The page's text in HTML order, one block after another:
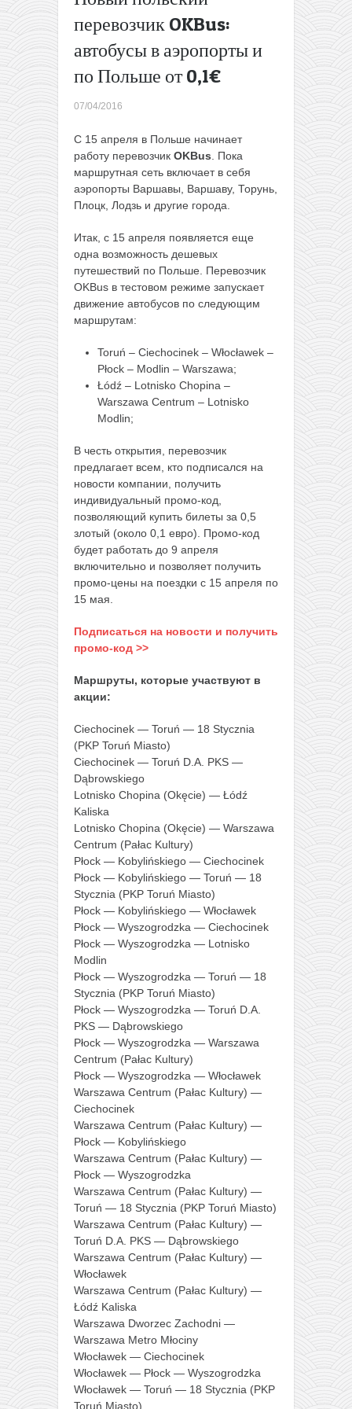
перевозчик OKBus:
автобусы в аэропорты и
по Польше от 0,1€
07/04/2016
С 15 апреля в Польше начинает
работу перевозчик OKBus . Пока
маршрутная сеть включает в себя
аэропорты Варшавы, Варшаву, Торунь,
Плоцк, Лодзь и другие города.
Итак, с 15 апреля появляется еще
одна возможность дешевых
путешествий по Польше. Перевозчик
OKBus в тестовом режиме запускает
движение автобусов по следующим
маршрутам:
Toruń – Ciechocinek – Włocławek –
Płock – Modlin – Warszawa;
Łódź – Lotnisko Chopina –
Warszawa Centrum – Lotnisko
Modlin;
В честь открытия, перевозчик
предлагает всем, кто подписался на
новости компании, получить
индивидуальный промо-код,
позволяющий купить билеты за 0,5
злотый (около 0,1 евро). Промо-код
будет работать до 9 апреля
включительно и позволяет получить
промо-цены на поездки с 15 апреля по
15 мая.
Подписаться на новости и получить
промо-код >>
Маршруты, которые участвуют в
акции:
Ciechocinek — Toruń — 18 Stycznia
(PKP Toruń Miasto)
Ciechocinek — Toruń D.A. PKS —
Dąbrowskiego
Lotnisko Chopina (Okęcie) — Łódź
Kaliska
Lotnisko Chopina (Okęcie) — Warszawa
Centrum (Pałac Kultury)
Płock — Kobylińskiego — Ciechocinek
Płock — Kobylińskiego — Toruń — 18
Stycznia (PKP Toruń Miasto)
Płock — Kobylińskiego — Włocławek
Płock — Wyszogrodzka — Ciechocinek
Płock — Wyszogrodzka — Lotnisko
Modlin
Płock — Wyszogrodzka — Toruń — 18
Stycznia (PKP Toruń Miasto)
Płock — Wyszogrodzka — Toruń D.A.
PKS — Dąbrowskiego
Płock — Wyszogrodzka — Warszawa
Centrum (Pałac Kultury)
Płock — Wyszogrodzka — Włocławek
Warszawa Centrum (Pałac Kultury) —
Ciechocinek
Warszawa Centrum (Pałac Kultury) —
Płock — Kobylińskiego
Warszawa Centrum (Pałac Kultury) —
Płock — Wyszogrodzka
Warszawa Centrum (Pałac Kultury) —
Toruń — 18 Stycznia (PKP Toruń Miasto)
Warszawa Centrum (Pałac Kultury) —
Toruń D.A. PKS — Dąbrowskiego
Warszawa Centrum (Pałac Kultury) —
Włocławek
Warszawa Centrum (Pałac Kultury) —
Łódź Kaliska
Warszawa Dworzec Zachodni —
Warszawa Metro Młociny
Włocławek — Ciechocinek
Włocławek — Płock — Wyszogrodzka
Włocławek — Toruń — 18 Stycznia (PKP
Toruń Miasto)
сторону
распродажа
(апрель-
декабрь)